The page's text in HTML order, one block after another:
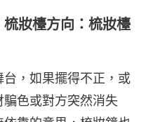
妝檯方向：梳妝檯
，如果擺得不正，或
色或對方突然消失